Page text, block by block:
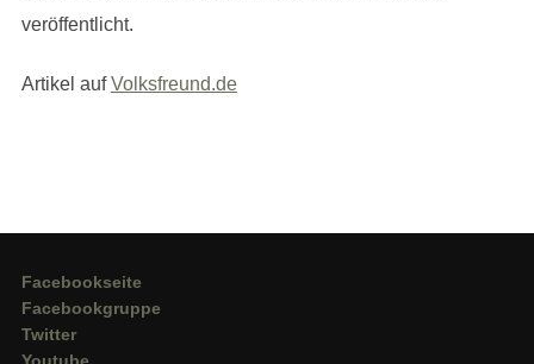
veröffentlicht.
Artikel aufVolksfreund.de
Facebookseite
Facebookgruppe
Twitter